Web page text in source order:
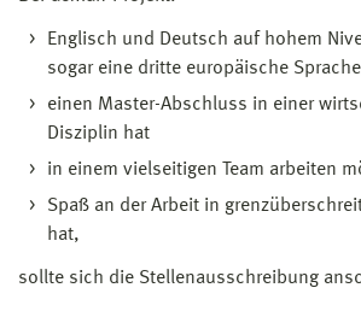
Englisch und Deutsch auf hohem
sogar eine dritte europäische
einen Master-Abschluss in einer
Disziplin hat
in einem vielseitigen Team arbeiten
Spaß an der Arbeit in
hat,
sollte sich die Stellenausschreibung